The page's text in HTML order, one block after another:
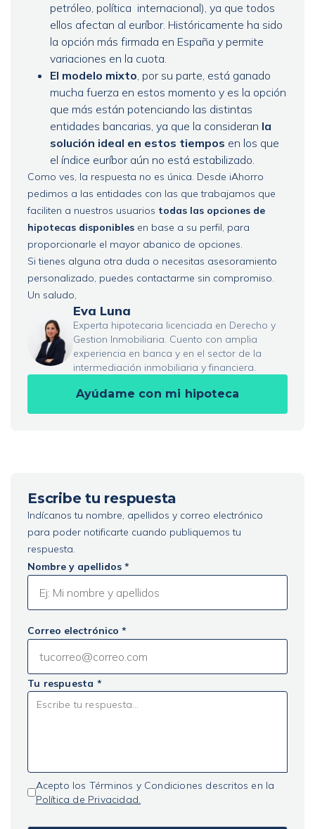
petróleo, política internacional), ya que todos
ellos afectan al euríbor. Históricamente ha sido
la opción más firmada en España y permite
variaciones en la cuota.
El modelo mixto, por su parte, está ganado
mucha fuerza en estos momento y es la opción
que más están potenciando las distintas
entidades bancarias, ya que la consideran la
solución ideal en estos tiempos en los que
el índice euríbor aún no está estabilizado.
Como ves, la respuesta no es única. Desde iAhorro
pedimos a las entidades con las que trabajamos que
faciliten a nuestros usuarios todas las opciones de
hipotecas disponibles en base a su perfil, para
proporcionarle el mayor abanico de opciones.
Si tienes alguna otra duda o necesitas asesoramiento
personalizado, puedes contactarme sin compromiso.
Un saludo,
Eva Luna
Experta hipotecaria licenciada en Derecho y
Gestion Inmobiliaria. Cuento con amplia
experiencia en banca y en el sector de la
intermediación inmobiliaria y financiera.
Ayúdame con mi hipoteca
Escribe tu respuesta
Indícanos tu nombre, apellidos y correo electrónico
para poder notificarte cuando publiquemos tu
respuesta.
Nombre y apellidos *
Correo electrónico *
Tu respuesta *
Acepto los Términos y Condiciones descritos en la
Política de Privacidad.